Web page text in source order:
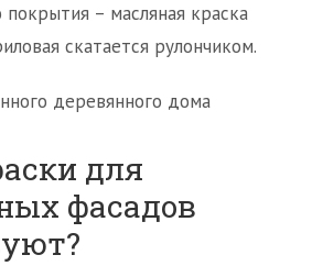
покрытия – масляная краска
скатается рулончиком.
деревянного дома
для
фасадов